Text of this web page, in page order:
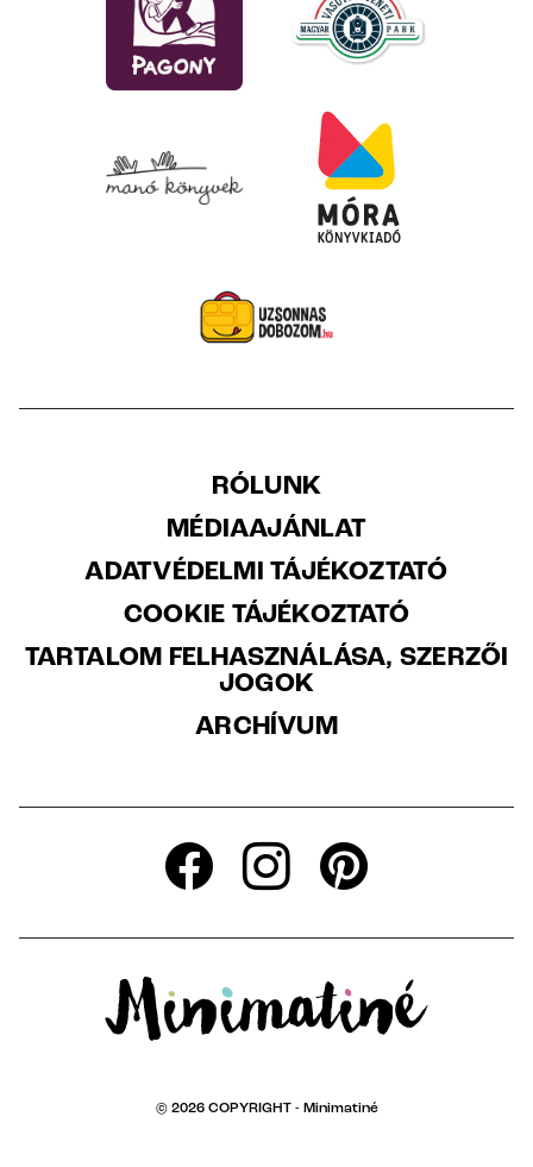
RÓLUNK
MÉDIAAJÁNLAT
ADATVÉDELMI TÁJÉKOZTATÓ
COOKIE TÁJÉKOZTATÓ
TARTALOM FELHASZNÁLÁSA, SZERZŐI
JOGOK
ARCHÍVUM
© 2026 COPYRIGHT - Minimatiné